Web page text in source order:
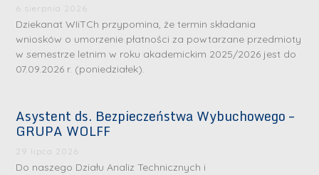
6 sierpnia 2026
Dziekanat WIiTCh przypomina, że termin składania
wniosków o umorzenie płatności za powtarzane przedmioty
w semestrze letnim w roku akademickim 2025/2026 jest do
07.09.2026 r. (poniedziałek).
Asystent ds. Bezpieczeństwa Wybuchowego –
GRUPA WOLFF
29 lipca 2026
Do naszego Działu Analiz Technicznych i